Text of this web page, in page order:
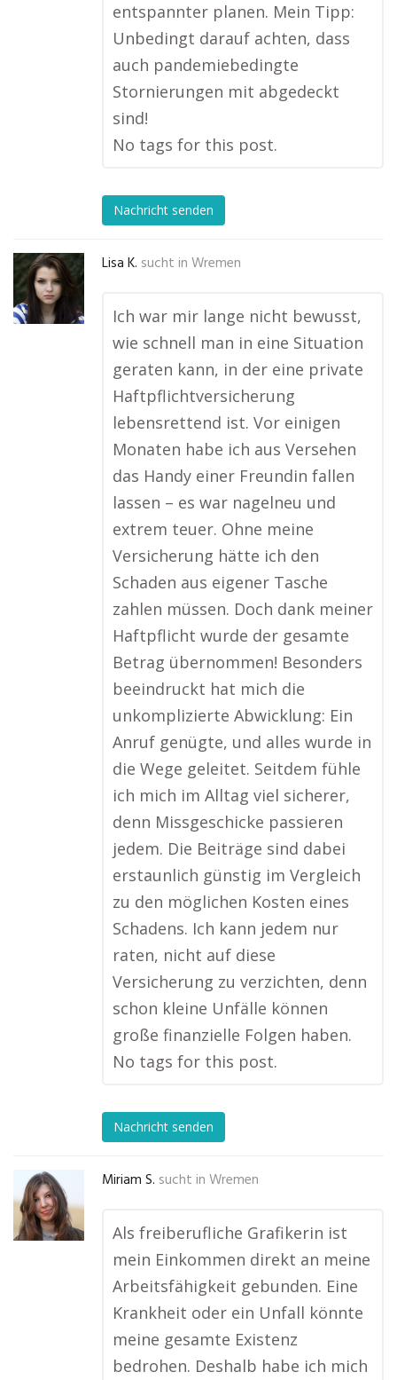
entspannter planen. Mein Tipp:
Unbedingt darauf achten, dass
auch pandemiebedingte
Stornierungen mit abgedeckt
sind!
No tags for this post.
Nachricht senden
Lisa K. sucht in Wremen
Ich war mir lange nicht bewusst,
wie schnell man in eine Situation
geraten kann, in der eine private
Haftpflichtversicherung
lebensrettend ist. Vor einigen
Monaten habe ich aus Versehen
das Handy einer Freundin fallen
lassen – es war nagelneu und
extrem teuer. Ohne meine
Versicherung hätte ich den
Schaden aus eigener Tasche
zahlen müssen. Doch dank meiner
Haftpflicht wurde der gesamte
Betrag übernommen! Besonders
beeindruckt hat mich die
unkomplizierte Abwicklung: Ein
Anruf genügte, und alles wurde in
die Wege geleitet. Seitdem fühle
ich mich im Alltag viel sicherer,
denn Missgeschicke passieren
jedem. Die Beiträge sind dabei
erstaunlich günstig im Vergleich
zu den möglichen Kosten eines
Schadens. Ich kann jedem nur
raten, nicht auf diese
Versicherung zu verzichten, denn
schon kleine Unfälle können
große finanzielle Folgen haben.
No tags for this post.
Nachricht senden
Miriam S. sucht in Wremen
Als freiberufliche Grafikerin ist
mein Einkommen direkt an meine
Arbeitsfähigkeit gebunden. Eine
Krankheit oder ein Unfall könnte
meine gesamte Existenz
bedrohen. Deshalb habe ich mich